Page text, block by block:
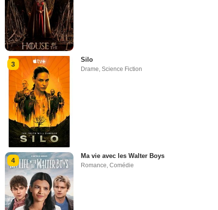
3
Silo
Drame,Science Fiction
4
Ma vie avec les Walter Boys
Romance,Comédie